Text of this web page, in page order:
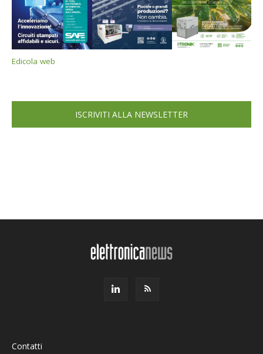
Edicola web
ISCRIVITI ALLA NEWSLETTER
Contatti